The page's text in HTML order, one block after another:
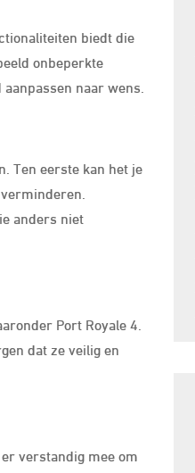
biedt die
onbeperkte
naar wens.
Ten eerste kan het je
anders niet
Port Royale 4.
dat ze veilig en
verstandig mee om